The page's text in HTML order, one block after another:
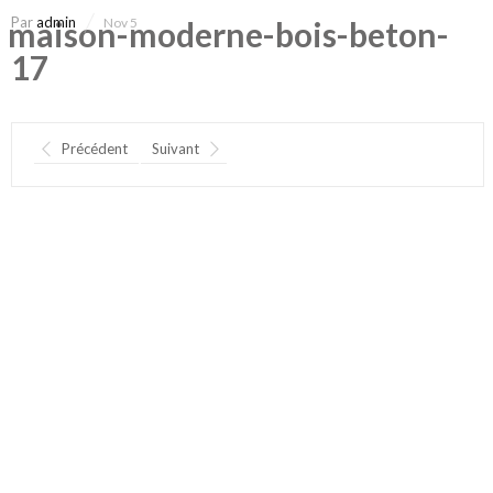
maison-moderne-bois-beton-
17
Paradmin Nov 5
Précédent Suivant